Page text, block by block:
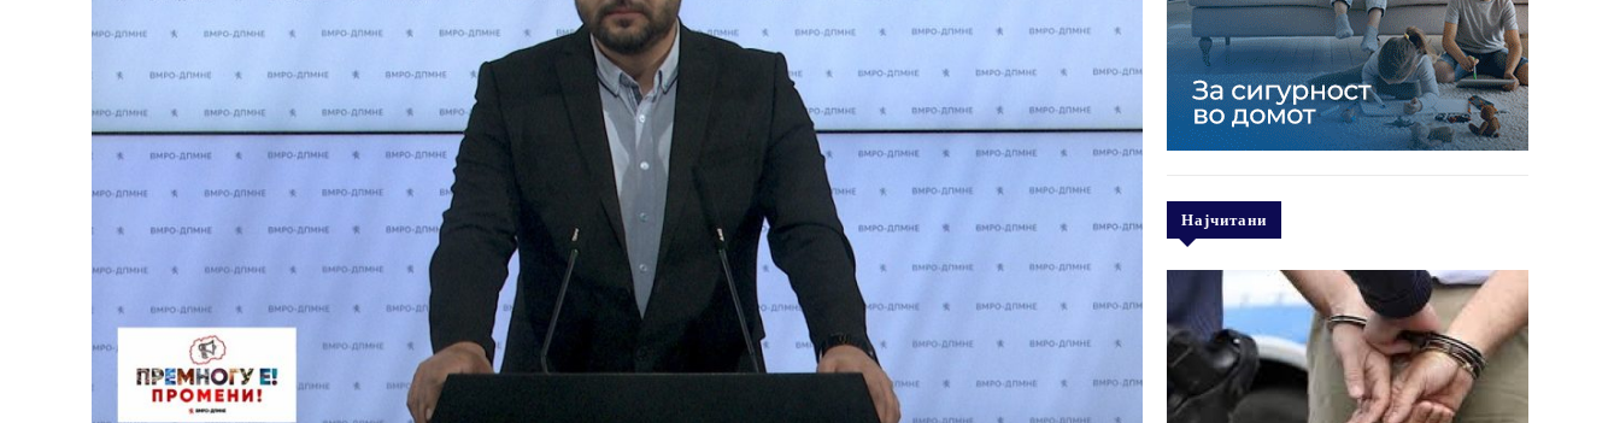
Најчитани